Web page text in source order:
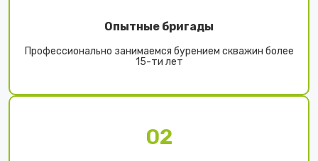
Опытные бригады
Профессионально занимаемся бурением скважин более
15-ти лет
02